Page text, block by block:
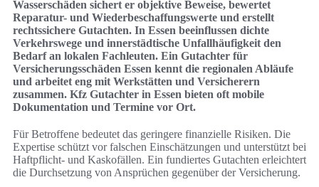
Wasserschäden sichert er objektive Beweise, bewertet
Reparatur- und Wiederbeschaffungswerte und erstellt
rechtssichere Gutachten. In Essen beeinflussen dichte
Verkehrswege und innerstädtische Unfallhäufigkeit den
Bedarf an lokalen Fachleuten. Ein Gutachter für
Versicherungsschäden Essen kennt die regionalen Abläufe
und arbeitet eng mit Werkstätten und Versicherern
zusammen. Kfz Gutachter in Essen bieten oft mobile
Dokumentation und Termine vor Ort.
Für Betroffene bedeutet das geringere finanzielle Risiken. Die
Expertise schützt vor falschen Einschätzungen und unterstützt bei
Haftpflicht- und Kaskofällen. Ein fundiertes Gutachten erleichtert
die Durchsetzung von Ansprüchen gegenüber der Versicherung.